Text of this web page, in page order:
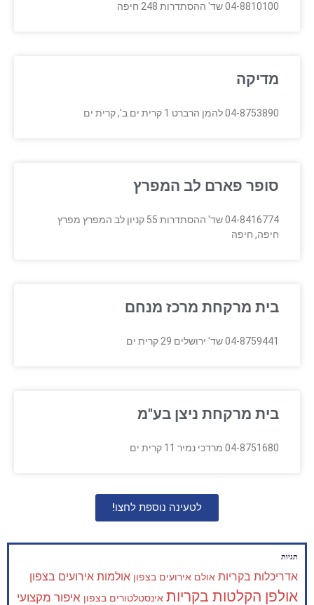
04-8810100 שד' ההסתדרות 248 חיפה
מדיקה
04-8753890 להמן הרברט 1 קרית ים ב', קרית ים
סופר פארם לב המפרץ
04-8416774 שד' ההסתדרות 55 קניון לב המפרץ מפרץ
חיפה, חיפה
בית מרקחת מרכז מנחם
04-8759441 שד' ירושלים 29 קרית ים
בית מרקחת ניצן בע"מ
04-8751680 מרדכי נמיר 11 קרית ים
לטעינה נוספת לחצו!
תגיות
אדריכלות בקריות אולם אירועים בצפון אולמות אירועים בצפון
אולפן הקלטות בקריות אינסטלטורים בצפון איפור מקצועי